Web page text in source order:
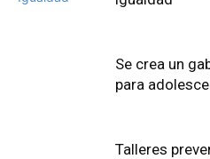
Se crea un
para
Talleres